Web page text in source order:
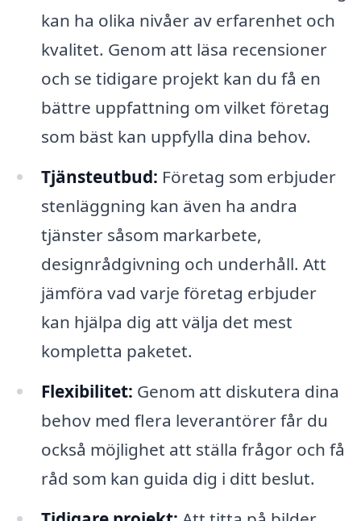
kan ha olika nivåer av erfarenhet och
kvalitet. Genom att läsa recensioner
och se tidigare projekt kan du få en
bättre uppfattning om vilket företag
som bäst kan uppfylla dina behov.
Tjänsteutbud: Företag som erbjuder
stenläggning kan även ha andra
tjänster såsom markarbete,
designrådgivning och underhåll. Att
jämföra vad varje företag erbjuder
kan hjälpa dig att välja det mest
kompletta paketet.
Flexibilitet: Genom att diskutera dina
behov med flera leverantörer får du
också möjlighet att ställa frågor och få
råd som kan guida dig i ditt beslut.